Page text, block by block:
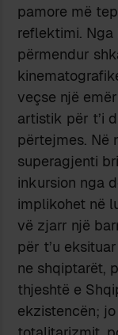
pamore më
reflektimi. Nga
përmendur
veçse një
artistik për t’i
përtejmes. Në
superagjenti
inkursion nga
implikohet në
vë zjarr një
për t’u
ne shqiptarët,
thjeshtë e
ekzistencën;